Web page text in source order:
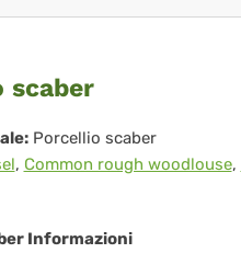
scaber
Porcellio scaber
, Common rough woodlouse,
Informazioni